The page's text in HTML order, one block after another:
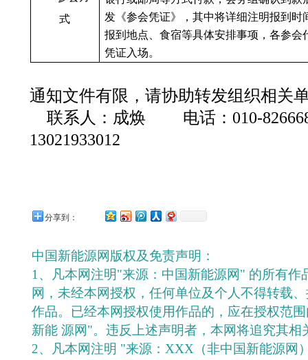
式
发《参会凭证》，其中将详细注明报到时
报到地点、食宿等具体安排事项，各参会
凭证入场。
通知文件有限，请协助转发组织相关
联系人：成焕 电话：010-
13021933012
分享到：
中国新能源网版权及免责声明：
1、凡本网注明"来源：中国新能源网" 的所有作
网，未经本网授权，任何单位及个人不得转载
作品。已经本网授权使用作品的，应在授权范
新能 源网"。违反上述声明者，本网将追究其相
2、凡本网注明 "来源：XXX（非中国新能源网